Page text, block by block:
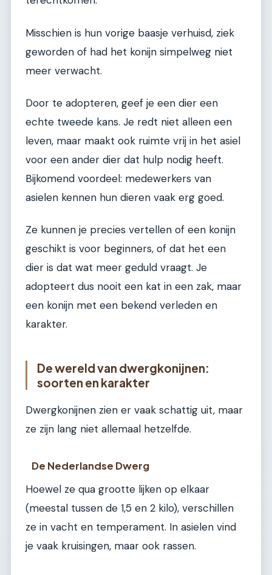
Misschien is hun vorige baasje verhuisd, ziek
geworden of had het konijn simpelweg niet
meer verwacht.
Door te adopteren, geef je een dier een
echte tweede kans. Je redt niet alleen een
leven, maar maakt ook ruimte vrij in het asiel
voor een ander dier dat hulp nodig heeft.
Bijkomend voordeel: medewerkers van
asielen kennen hun dieren vaak erg goed.
Ze kunnen je precies vertellen of een konijn
geschikt is voor beginners, of dat het een
dier is dat wat meer geduld vraagt. Je
adopteert dus nooit een kat in een zak, maar
een konijn met een bekend verleden en
karakter.
De wereld van dwergkonijnen:
soorten en karakter
Dwergkonijnen zien er vaak schattig uit, maar
ze zijn lang niet allemaal hetzelfde.
De Nederlandse Dwerg
Hoewel ze qua grootte lijken op elkaar
(meestal tussen de 1,5 en 2 kilo), verschillen
ze in vacht en temperament. In asielen vind
je vaak kruisingen, maar ook rassen.